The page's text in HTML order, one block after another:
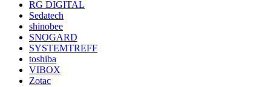
RG DIGITAL
Sedatech
shinobee
SNOGARD
SYSTEMTREFF
toshiba
VIBOX
Zotac